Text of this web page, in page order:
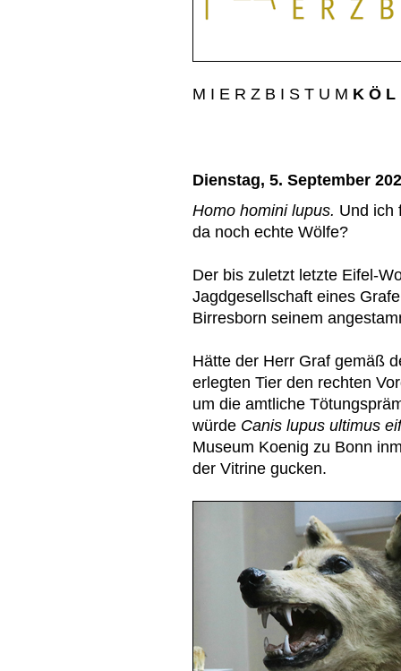
M I E R Z B I S T U M K Ö L
Dienstag, 5. September
Homo homini lupus. Und ich
da noch echte Wölfe?
Der bis zuletzt letzte Eifel-
Jagdgesellschaft eines
Birresborn seinem
Hätte der Herr Graf gemäß
erlegten Tier den rechten
um die amtliche
würde Canis lupus ultimus
Museum Koenig zu Bonn
der Vitrine gucken.